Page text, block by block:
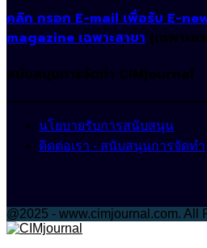
คลิก กรอก E-mail เพื่อรับ E-
magazine เฉพาะสาขา (เฉพาะ
สนับสนุนการจัดทำ CIMjournal
นโยบายรับการสนับสนุน
ติดต่อเรา - สนับสนุนการจัดทำ
@2025 - www.cimjournal.com. All